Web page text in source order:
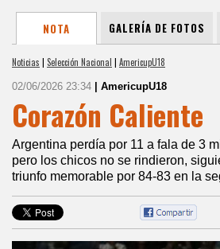
NOTA GALERÍA DE FOTOS
Noticias | Selección Nacional | AmericupU18
02/06/2026 23:34 | AmericupU18
Corazón Caliente
Argentina perdía por 11 a fala de 3
pero los chicos no se rindieron,
triunfo memorable por 84-83 en la